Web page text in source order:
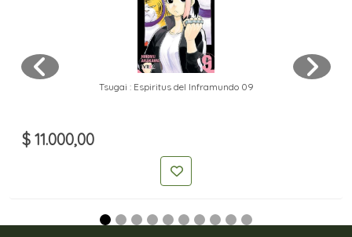
Tsugai : Espiritus del Inframundo 09
$ 11.000,00